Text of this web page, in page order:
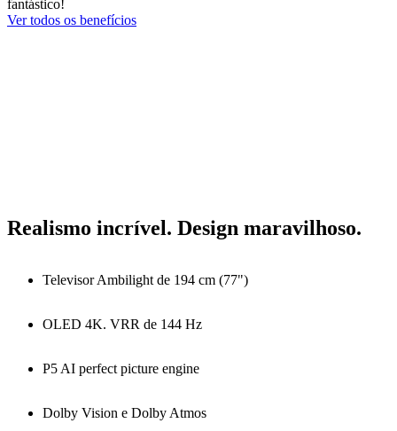
fantástico!
Ver todos os benefícios
Realismo incrível. Design maravilhoso.
Televisor Ambilight de 194 cm (77")
OLED 4K. VRR de 144 Hz
P5 AI perfect picture engine
Dolby Vision e Dolby Atmos